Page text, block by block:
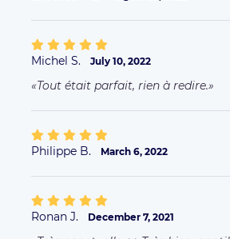
Muriel T. November 29, 2021
Parfait Ponctuel agréable serviable